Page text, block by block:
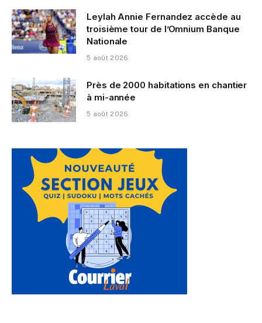
Leylah Annie Fernandez accède au
troisième tour de l’Omnium Banque
Nationale
5 août 2026
Près de 2000 habitations en chantier
à mi-année
5 août 2026